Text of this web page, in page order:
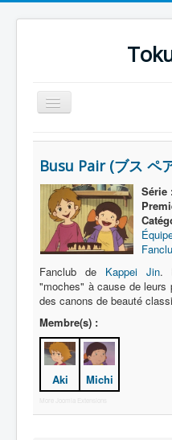
Basculer
la
Accueil
Toku-Actrices
Toku-Critiques
Séries
Films
COSAA
Dessins
Artiste Asperger
Lexique
Série
Busu Pair (ブス ペ
Série
Fanclub de Kappei Jin.
"moches" à cause de leurs
des canons de beauté
Membre(s) :
Aki Michi
More Joomla Extensions